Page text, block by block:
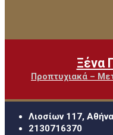
Ξένα
Προπτυχιακά –
Λιοσίων 117, Αθήνα
2130716370